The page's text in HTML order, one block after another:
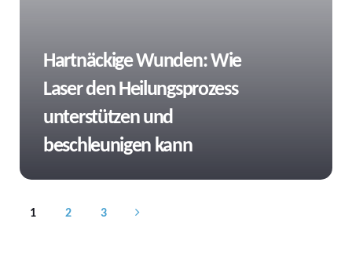
Hartnäckige Wunden: Wie
Laser den Heilungsprozess
unterstützen und
beschleunigen kann
1 2 3